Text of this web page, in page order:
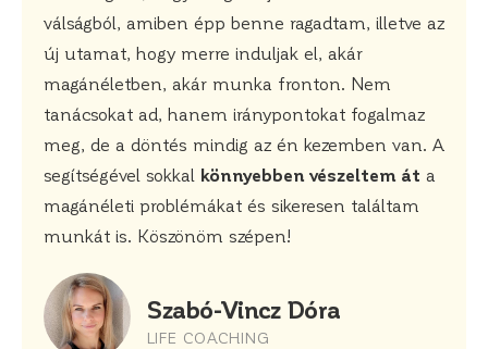
válságból, amiben épp benne ragadtam, illetve az
új utamat, hogy merre induljak el, akár
magánéletben, akár munka fronton. Nem
tanácsokat ad, hanem iránypontokat fogalmaz
meg, de a döntés mindig az én kezemben van. A
segítségével sokkal könnyebben vészeltem át a
magánéleti problémákat és sikeresen találtam
munkát is. Köszönöm szépen!
Szabó-Vincz Dóra
LIFE COACHING